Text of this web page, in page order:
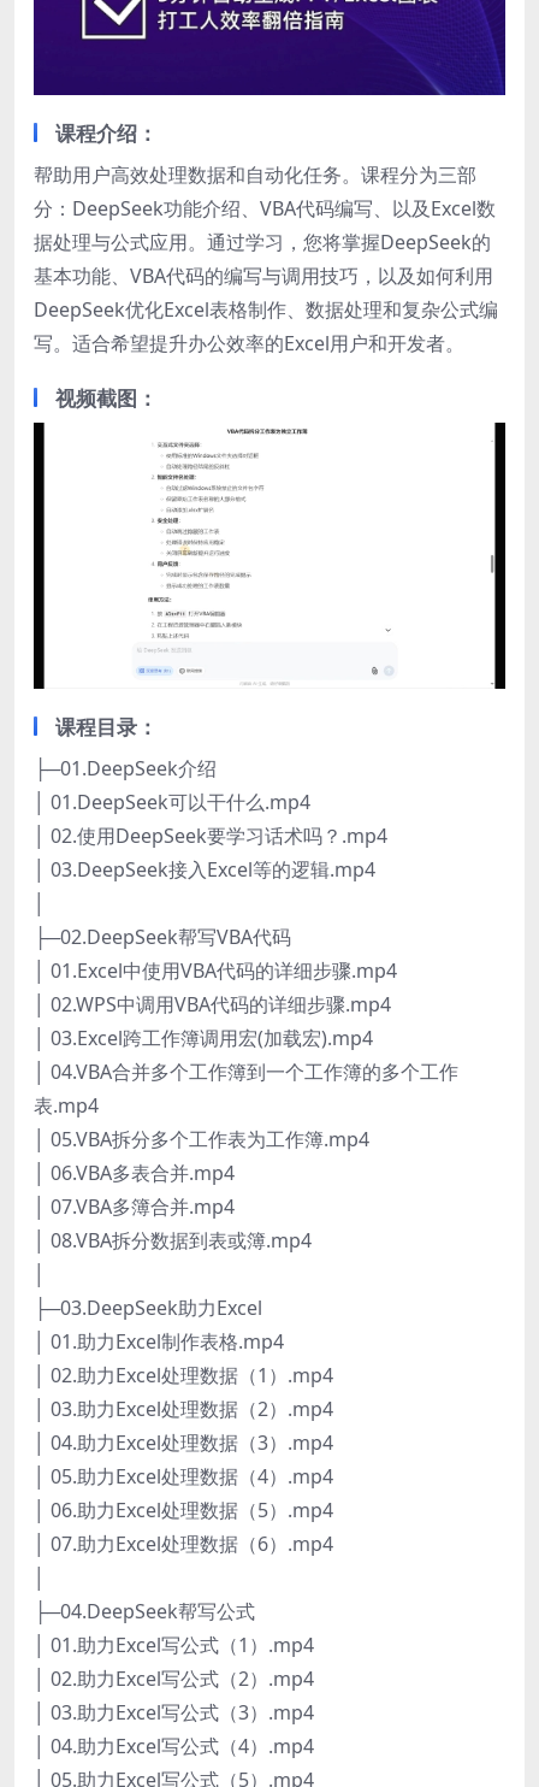
课程介绍：
帮助用户高效处理数据和自动化任务。课程分为三部
分：DeepSeek功能介绍、VBA代码编写、以及Excel数
据处理与公式应用。通过学习，您将掌握DeepSeek的
基本功能、VBA代码的编写与调用技巧，以及如何利用
DeepSeek优化Excel表格制作、数据处理和复杂公式编
写。适合希望提升办公效率的Excel用户和开发者。
视频截图：
课程目录：
├─01.DeepSeek介绍
│ 01.DeepSeek可以干什么.mp4
│ 02.使用DeepSeek要学习话术吗？.mp4
│ 03.DeepSeek接入Excel等的逻辑.mp4
├─02.DeepSeek帮写VBA代码
│ 01.Excel中使用VBA代码的详细步骤.mp4
│ 02.WPS中调用VBA代码的详细步骤.mp4
│ 03.Excel跨工作簿调用宏(加载宏).mp4
│ 04.VBA合并多个工作簿到一个工作簿的多个工作
表.mp4
│ 05.VBA拆分多个工作表为工作簿.mp4
│ 06.VBA多表合并.mp4
│ 07.VBA多簿合并.mp4
│ 08.VBA拆分数据到表或簿.mp4
├─03.DeepSeek助力Excel
│ 01.助力Excel制作表格.mp4
│ 02.助力Excel处理数据（1）.mp4
│ 03.助力Excel处理数据（2）.mp4
│ 04.助力Excel处理数据（3）.mp4
│ 05.助力Excel处理数据（4）.mp4
│ 06.助力Excel处理数据（5）.mp4
│ 07.助力Excel处理数据（6）.mp4
├─04.DeepSeek帮写公式
│ 01.助力Excel写公式（1）.mp4
│ 02.助力Excel写公式（2）.mp4
│ 03.助力Excel写公式（3）.mp4
│ 04.助力Excel写公式（4）.mp4
│ 05.助力Excel写公式（5）.mp4